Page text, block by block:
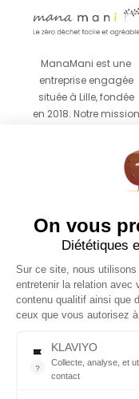
ManaMani est une
entreprise engagée
située à Lille, fondée
en 2018. Notre mission
accompagnement
facile et agréable vers
esthétiques pensés
pour s’intégrer sans
effort dans votre
quotidien.
Tous droits réservés
On vous
Diététiques
Sur ce site, nous utilisons
entretenir la relation avec
contenu qualitif ainsi que
ceux que vous autorisez à
?
KLAVIYO
Collecte, analyse, et
contact